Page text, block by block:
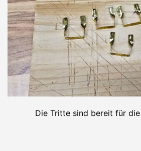
Die Tritte sind bereit für